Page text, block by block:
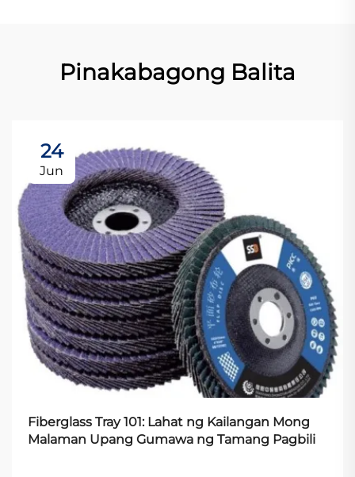
Pinakabagong Balita
24
Jun
Fiberglass Tray 101: Lahat ng Kailangan Mong
Malaman Upang Gumawa ng Tamang Pagbili